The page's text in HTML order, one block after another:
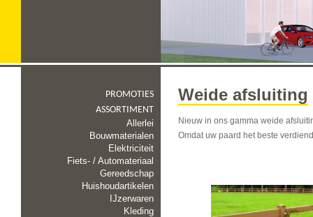
PROMOTIES
ASSORTIMENT
Allerlei
Bouwmaterialen
Elektriciteit
Fiets- / Automateriaal
Gereedschap
Huishoudartikelen
IJzerwaren
Kleding
Weide afsluiting
Nieuw in ons gamma weide
Omdat uw paard het beste